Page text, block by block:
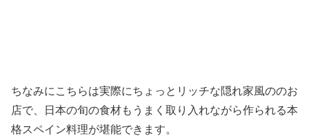
ちなみにこちらは実際にちょっとリッチな隠れ家風ののお
店で、日本の旬の食材もうまく取り入れながら作られる本
格スペイン料理が堪能できます。